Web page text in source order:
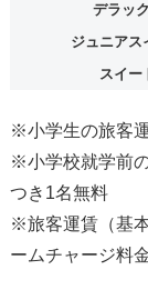
デラッ
ジュニアス
スイー
※小学生の旅客
※小学校就学前
つき1名無料
※旅客運賃（基
ームチャージ料